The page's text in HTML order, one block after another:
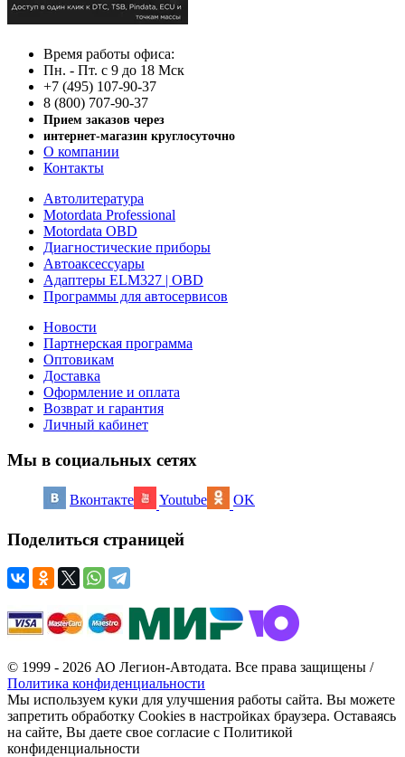
Время работы офиса:
Пн. - Пт. с 9 до 18 Мск
+7 (495) 107-90-37
8 (800) 707-90-37
Прием заказов через
интернет-магазин круглосуточно
О компании
Контакты
Автолитература
Motordata Professional
Motordata OBD
Диагностические приборы
Автоаксессуары
Адаптеры ELM327 | OBD
Программы для автосервисов
Новости
Партнерская программа
Оптовикам
Доставка
Оформление и оплата
Возврат и гарантия
Личный кабинет
Мы в социальных сетях
Вконтакте Youtube OK
Поделиться страницей
© 1999 - 2026 АО Легион-Автодата. Все права защищены /
Политика конфиденциальности
Мы используем куки для улучшения работы сайта. Вы можете
запретить обработку Cookies в настройках браузера. Оставаясь
на сайте, Вы даете свое согласие с Политикой
конфиденциальности